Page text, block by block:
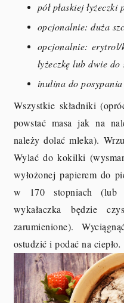
pół płaskiej
opcjonalnie: duża
opcjonalnie: erytrol/
łyżeczkę lub dwie do
inulina do
Wszystkie składniki
powstać masa jak na
należy dolać mleka).
Wylać do kokilki
wyłożonej papierem do
w 170 stopniach (lub
wykałaczka będzie
zarumienione).
ostudzić i podać na ciepło.